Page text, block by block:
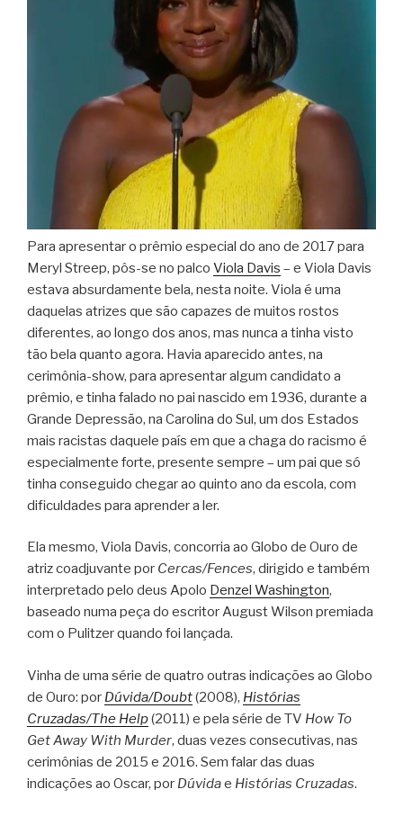
Para apresentar o prêmio especial do ano de 2017 para
Meryl Streep, pôs-se no palco Viola Davis – e Viola Davis
estava absurdamente bela, nesta noite. Viola é uma
daquelas atrizes que são capazes de muitos rostos
diferentes, ao longo dos anos, mas nunca a tinha visto
tão bela quanto agora. Havia aparecido antes, na
cerimônia-show, para apresentar algum candidato a
prêmio, e tinha falado no pai nascido em 1936, durante a
Grande Depressão, na Carolina do Sul, um dos Estados
mais racistas daquele país em que a chaga do racismo é
especialmente forte, presente sempre – um pai que só
tinha conseguido chegar ao quinto ano da escola, com
dificuldades para aprender a ler.
Ela mesmo, Viola Davis, concorria ao Globo de Ouro de
atriz coadjuvante por Cercas/Fences, dirigido e também
interpretado pelo deus Apolo Denzel Washington,
baseado numa peça do escritor August Wilson premiada
com o Pulitzer quando foi lançada.
Vinha de uma série de quatro outras indicações ao Globo
de Ouro: por Dúvida/Doubt(2008), Histórias
Cruzadas/The Help(2011) e pela série de TV How To
Get Away With Murder, duas vezes consecutivas, nas
cerimônias de 2015 e 2016. Sem falar das duas
indicações ao Oscar, por Dúvidae Histórias Cruzadas.